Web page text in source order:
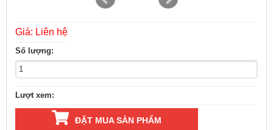
Giá: Liên hệ
Số lượng:
Lượt xem:
ĐẶT MUA SẢN PHẨM